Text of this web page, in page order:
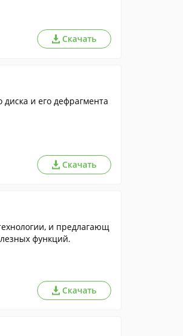
Скачать
и его дефрагмента
Скачать
и предлагающ
функций.
Скачать